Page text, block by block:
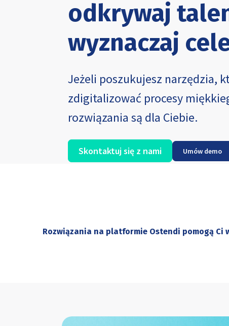
odkrywaj
wyznaczaj
Jeżeli poszukujesz narzędzia,
zdigitalizować procesy
rozwiązania są dla Ciebie.
Skontaktuj się z nami Umów demo
Rozwiązania na platformie Ostendi pomogą Ci